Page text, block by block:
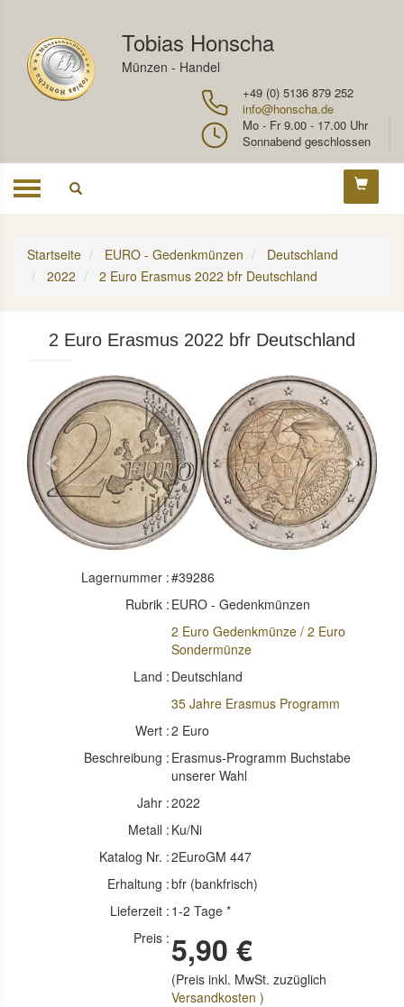
Tobias Honscha
Münzen - Handel
+49 (0) 5136 879 252
info@honscha.de
Mo - Fr 9.00 - 17.00 Uhr
Sonnabend geschlossen
Toggle
Startseite EURO - Gedenkmünzen
Deutschland
2022
2 Euro Erasmus 2022 bfr Deutschland
2 Euro Erasmus 2022 bfr Deutschland
Previous Next
Lagernummer :#39286
Rubrik : EURO - Gedenkmünzen
2 Euro Gedenkmünze / 2 Euro
Sondermünze
Land : Deutschland
35 Jahre Erasmus Programm
Wert :2 Euro
Beschreibung : Erasmus-Programm Buchstabe
unserer Wahl
Jahr :2022
Metall : Ku/Ni
Katalog Nr. :2EuroGM 447
Erhaltung :bfr (bankfrisch)
Lieferzeit : 1-2 Tage *
Preis : 5,90 €
(Preis inkl. MwSt. zuzüglich
Versandkosten )